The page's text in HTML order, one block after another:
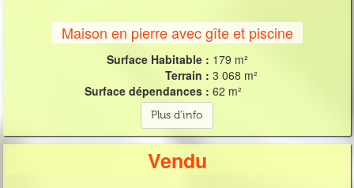
Maison en pierre avec gîte et piscine
Surface Habitable : 179 m²
Terrain : 3 068 m²
Surface dépendances : 62 m²
Plus d'info
Vendu